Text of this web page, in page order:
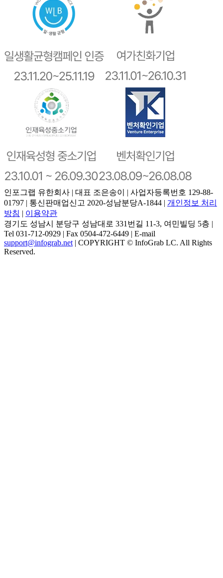
인포그랩 유한회사 | 대표 조은송이 | 사업자등록번호 129-88-
01797 | 통신판매업신고 2020-성남분당A-1844 | 개인정보 처리
방침 | 이용약관
경기도 성남시 분당구 성남대로 331번길 11-3, 여민빌딩 5층 |
Tel 031-712-0929 | Fax 0504-472-6449 | E-mail
support@infograb.net | COPYRIGHT © InfoGrab LC. All Rights
Reserved.